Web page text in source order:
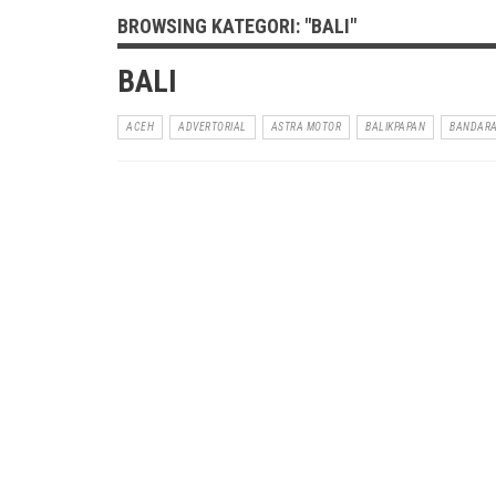
BROWSING KATEGORI: "BALI"
BALI
ACEH ADVERTORIAL ASTRA MOTOR BALIKPAPAN